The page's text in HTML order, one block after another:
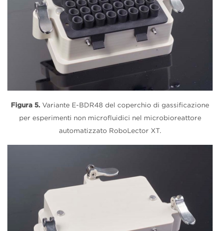
Figura 5. Variante E-BDR48 del coperchio di gassificazione
per esperimenti non microfluidici nel microbioreattore
automatizzato RoboLector XT.